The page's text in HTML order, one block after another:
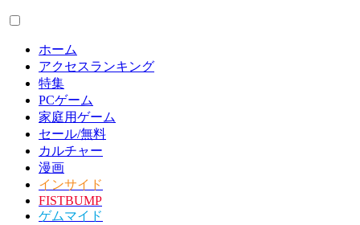
ホーム
アクセスランキング
特集
PCゲーム
家庭用ゲーム
セール/無料
カルチャー
漫画
インサイド
FISTBUMP
ゲムマイド